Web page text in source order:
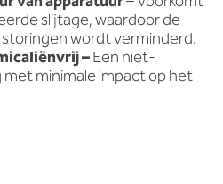
slijtage, waardoor de
wordt verminderd.
–Een niet-
met minimale impact op het